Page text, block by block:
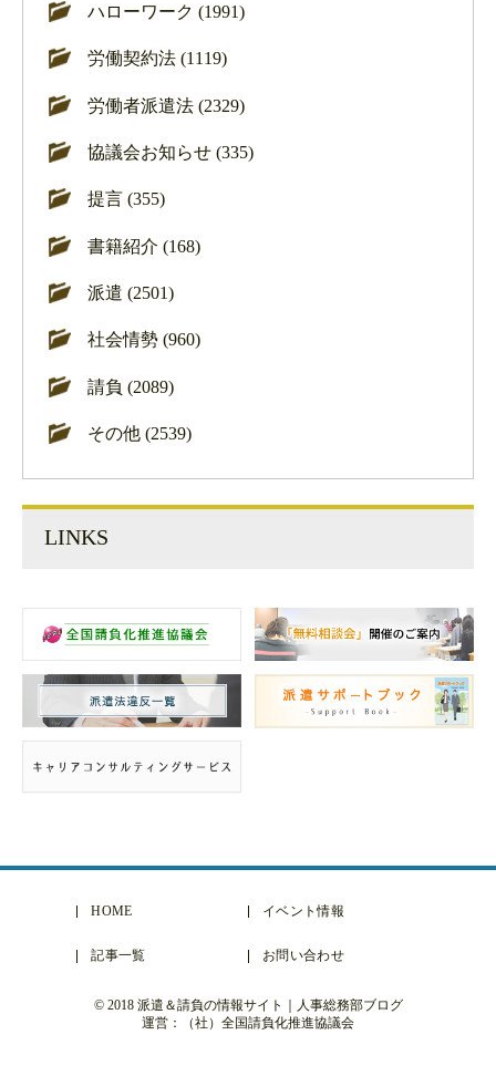
ハローワーク (1991)
労働契約法 (1119)
労働者派遣法 (2329)
協議会お知らせ (335)
提言 (355)
書籍紹介 (168)
派遣 (2501)
社会情勢 (960)
請負 (2089)
その他 (2539)
LINKS
HOME イベント情報
記事一覧 お問い合わせ
© 2018 派遣＆請負の情報サイト｜人事総務部ブログ
運営：（社）全国請負化推進協議会